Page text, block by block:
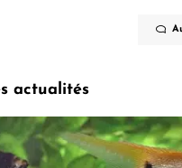
actualités